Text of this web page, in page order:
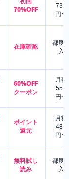
初回
70%OFF
730
円〜
在庫確認
都度
入
60%OFF
クーポン
月額
550
円〜
ポイント
還元
月額
480
円〜
無料試し
読み
都度
入